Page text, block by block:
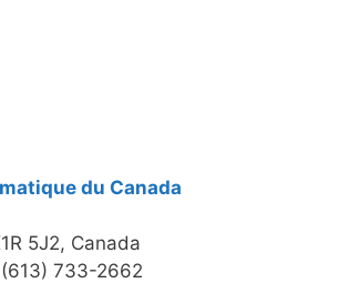
du Canada
5J2, Canada
733-2662